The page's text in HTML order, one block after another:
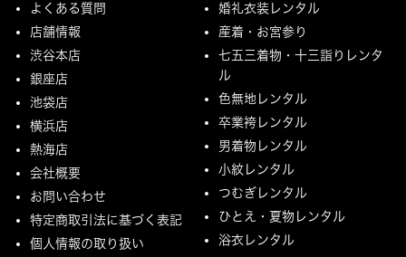
よくある質問
店舗情報
渋谷本店
銀座店
池袋店
横浜店
熱海店
会社概要
お問い合わせ
特定商取引法に基づく表記
個人情報の取り扱い
婚礼衣装レンタル
産着・お宮参り
七五三着物・十三詣りレンタ
ル
色無地レンタル
卒業袴レンタル
男着物レンタル
小紋レンタル
つむぎレンタル
ひとえ・夏物レンタル
浴衣レンタル